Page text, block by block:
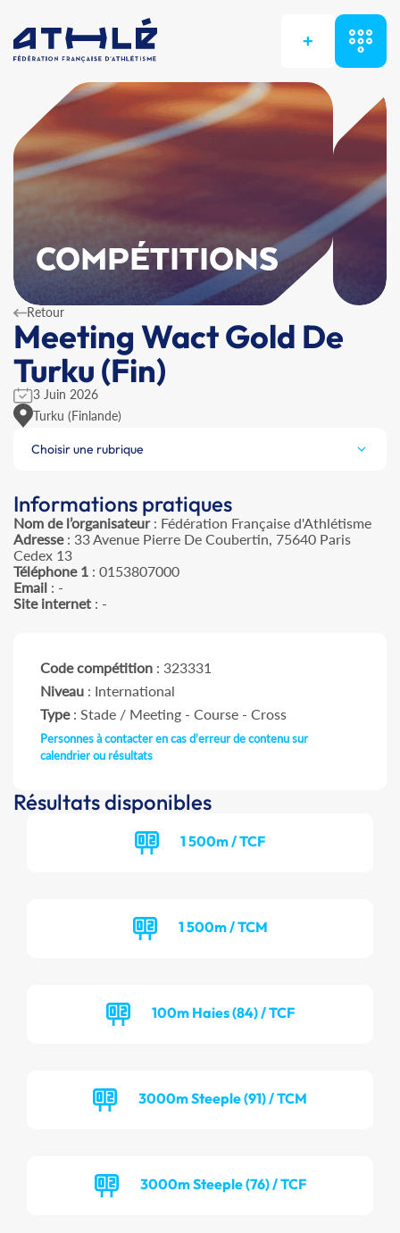
+
COMPÉTITIONS
Retour
Meeting Wact Gold De
Turku (Fin)
3 Juin 2026
Turku (Finlande)
Choisir une rubrique
Informations pratiques
Nom de l’organisateur: Fédération Française d'Athlétisme
Adresse: 33 Avenue Pierre De Coubertin, 75640 Paris
Cedex 13
Téléphone 1 : 0153807000
Email : -
Site internet : -
Code compétition : 323331
Niveau : International
Type: Stade / Meeting - Course - Cross
Personnes à contacter en cas d'erreur de contenu sur
calendrier ou résultats
Résultats disponibles
1 500m / TCF
1 500m / TCM
100m Haies (84) / TCF
3000m Steeple (91) / TCM
3000m Steeple (76) / TCF